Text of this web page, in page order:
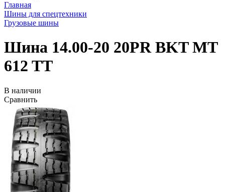
Главная
Шины для спецтехники
Грузовые шины
Шина 14.00-20 20PR BKT MT
612 TT
В наличии
Сравнить